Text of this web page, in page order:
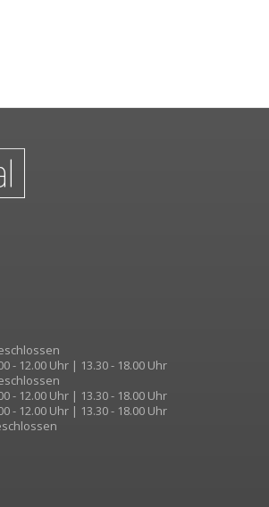
- 12.00 Uhr | 13.30 - 18.00 Uhr
- 12.00 Uhr | 13.30 - 18.00 Uhr
- 12.00 Uhr | 13.30 - 18.00 Uhr